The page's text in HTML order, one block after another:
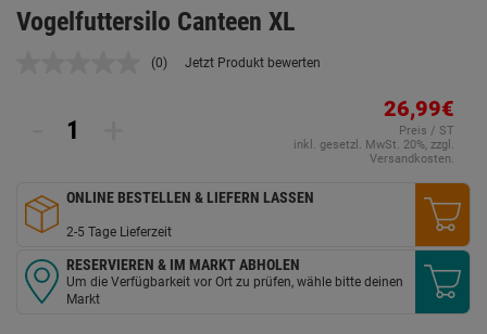
Vogelfuttersilo Canteen XL
Kein
(0) Jetzt Produkt bewerten
26,99€
Preis / ST
inkl. gesetzl. MwSt. 20%, zzgl.
Versandkosten.
ONLINE BESTELLEN & LIEFERN LASSEN
2-5 Tage Lieferzeit
RESERVIEREN & IM MARKT ABHOLEN
Um die Verfügbarkeit vor Ort zu prüfen, wähle bitte deinen
Markt